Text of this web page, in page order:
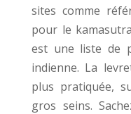
sites comme
pour le
est une liste de
indienne. La
plus pratiquée,
gros seins.